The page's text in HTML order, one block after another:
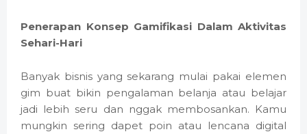
Penerapan Konsep Gamifikasi Dalam Aktivitas
Sehari-Hari
Banyak bisnis yang sekarang mulai pakai elemen
gim buat bikin pengalaman belanja atau belajar
jadi lebih seru dan nggak membosankan. Kamu
mungkin sering dapet poin atau lencana digital